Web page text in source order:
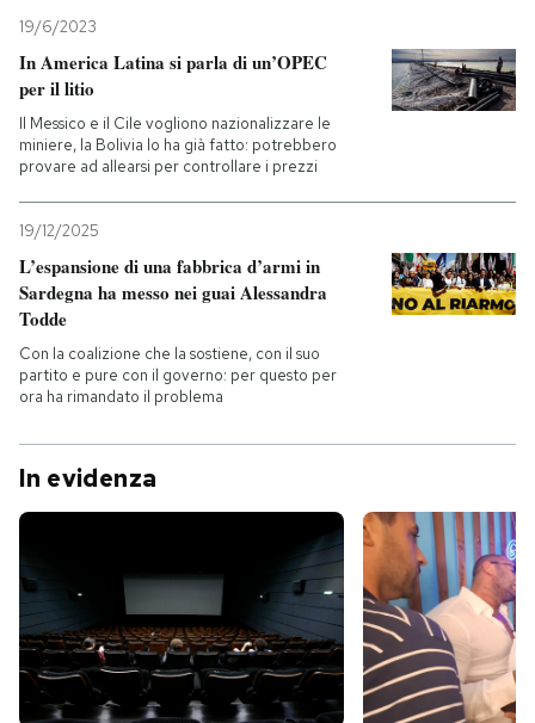
19/6/2023
In America Latina si parla di un’OPEC
per il litio
Il Messico e il Cile vogliono nazionalizzare le
miniere, la Bolivia lo ha già fatto: potrebbero
provare ad allearsi per controllare i prezzi
19/12/2025
L’espansione di una fabbrica d’armi in
Sardegna ha messo nei guai Alessandra
Todde
Con la coalizione che la sostiene, con il suo
partito e pure con il governo: per questo per
ora ha rimandato il problema
In evidenza